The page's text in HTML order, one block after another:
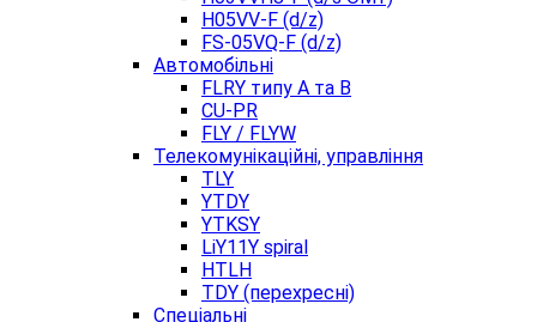
H05VV-F (d/z)
FS-05VQ-F (d/z)
Автомобільні
FLRY типу A та B
CU-PR
FLY / FLYW
Телекомунікаційні, управління
TLY
YTDY
YTKSY
LiY11Y spiral
HTLH
TDY (перехресні)
Спеціальні